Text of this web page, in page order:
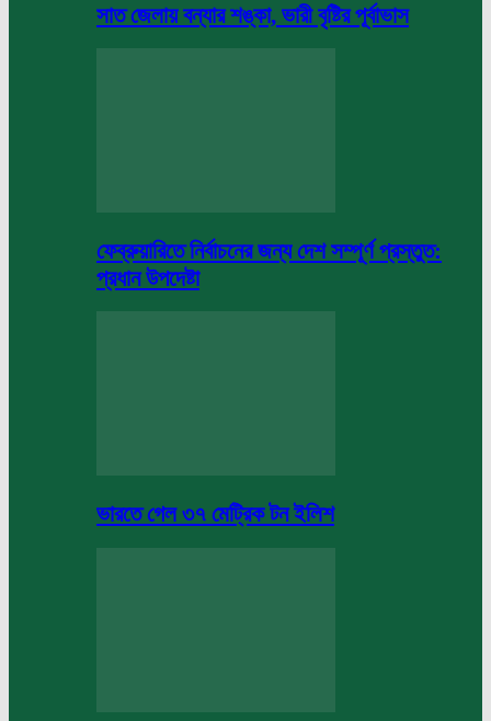
সাত জেলায় বন্যার শঙ্কা, ভারী বৃষ্টির পূর্বাভাস
ফেব্রুয়ারিতে নির্বাচনের জন্য দেশ সম্পূর্ণ প্রস্তুত:
প্রধান উপদেষ্টা
ভারতে গেল ৩৭ মেট্রিক টন ইলিশ